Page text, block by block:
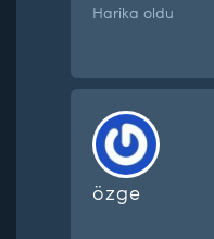
Harika oldu
özge